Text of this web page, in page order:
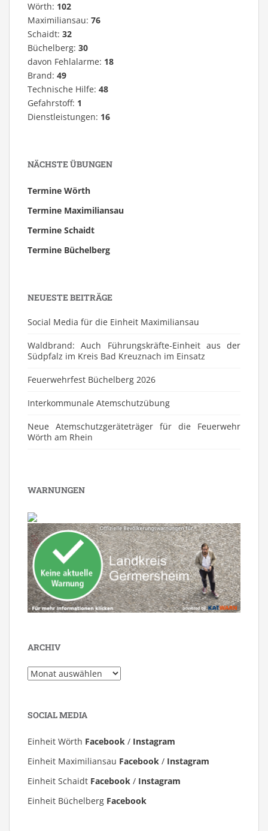
Wörth: 102
Maximiliansau: 76
Schaidt: 32
Büchelberg: 30
davon Fehlalarme: 18
Brand: 49
Technische Hilfe: 48
Gefahrstoff: 1
Dienstleistungen: 16
NÄCHSTE ÜBUNGEN
Termine Wörth
Termine Maximiliansau
Termine Schaidt
Termine Büchelberg
NEUESTE BEITRÄGE
Social Media für die Einheit Maximiliansau
Waldbrand: Auch Führungskräfte-Einheit aus der
Südpfalz im Kreis Bad Kreuznach im Einsatz
Feuerwehrfest Büchelberg 2026
⁠Interkommunale Atemschutzübung
Neue Atemschutzgeräteträger für die Feuerwehr
Wörth am Rhein
WARNUNGEN
ARCHIV
Archiv
SOCIAL MEDIA
Einheit Wörth Facebook / Instagram
Einheit Maximiliansau Facebook / Instagram
Einheit Schaidt Facebook / Instagram
Einheit Büchelberg Facebook